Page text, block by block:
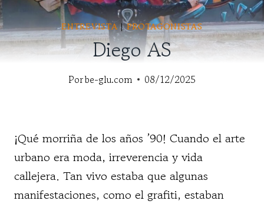
ENTREVISTA|PROTAGONISTAS
Diego AS
Porbe-glu.com 08/12/2025
¡Qué morriña de los años ’90! Cuando el arte
urbano era moda, irreverencia y vida
callejera. Tan vivo estaba que algunas
manifestaciones, como el grafiti, estaban